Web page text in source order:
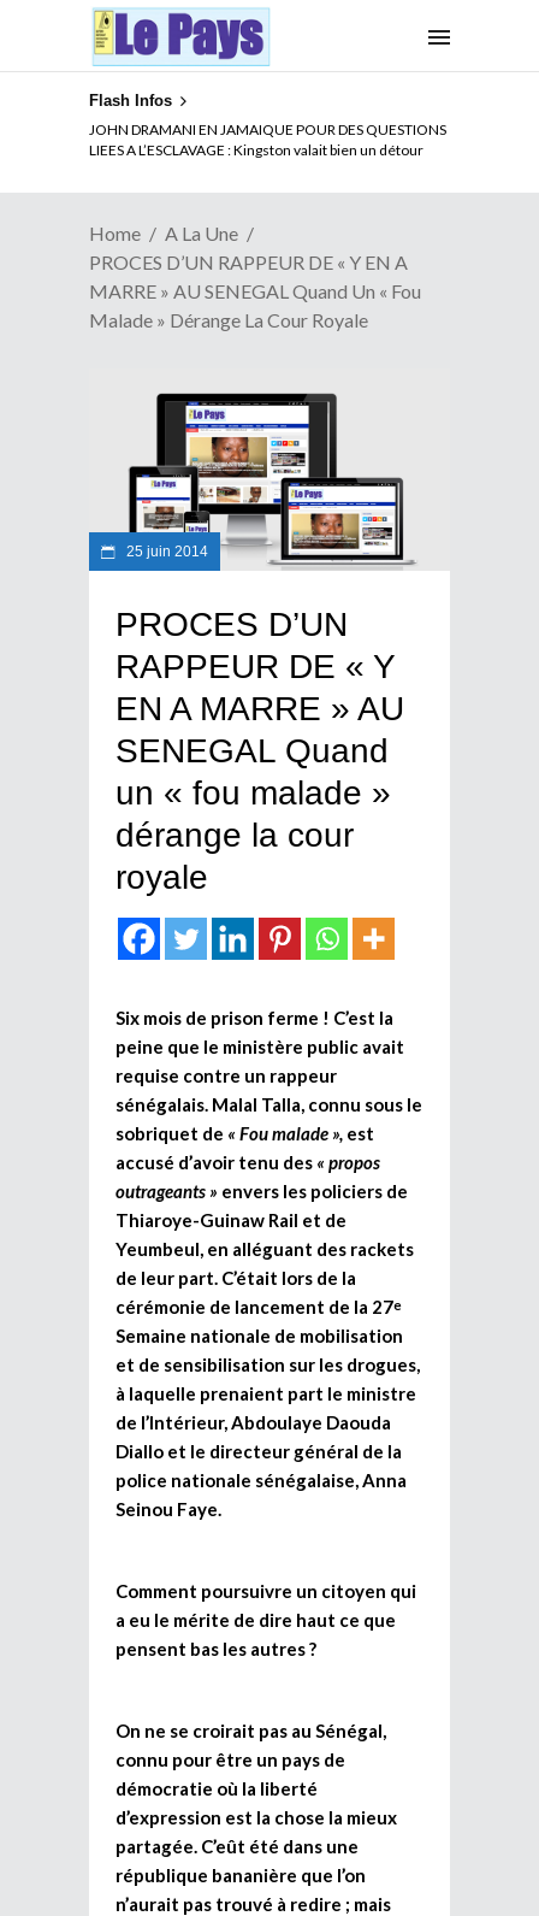
Flash Infos
JOHN DRAMANI EN JAMAIQUE POUR DES QUESTIONS
LIEES A L’ESCLAVAGE : Kingston valait bien un détour
ELECTION DE TALON A LA TETE DU SENAT BENINOIS :
Quand Patrice quitte le pouvoir sans partir !
Home
A La Une
PROCES D’UN RAPPEUR DE « Y EN A
MARRE » AU SENEGAL Quand Un « Fou
Malade » Dérange La Cour Royale
25 juin 2014
PROCES D’UN
RAPPEUR DE « Y
EN A MARRE » AU
SENEGAL Quand
un « fou malade »
dérange la cour
royale
Six mois de prison ferme ! C’est la
peine que le ministère public avait
requise contre un rappeur
sénégalais. Malal Talla, connu sous le
sobriquet de « Fou malade », est
accusé d’avoir tenu des « propos
outrageants » envers les policiers de
Thiaroye-Guinaw Rail et de
Yeumbeul, en alléguant des rackets
de leur part. C’était lors de la
cérémonie de lancement de la 27e
Semaine nationale de mobilisation
et de sensibilisation sur les drogues,
à laquelle prenaient part le ministre
de l’Intérieur, Abdoulaye Daouda
Diallo et le directeur général de la
police nationale sénégalaise, Anna
Seinou Faye.
Comment poursuivre un citoyen qui
a eu le mérite de dire haut ce que
pensent bas les autres ?
On ne se croirait pas au Sénégal,
connu pour être un pays de
démocratie où la liberté
d’expression est la chose la mieux
partagée. C’eût été dans une
république bananière que l’on
n’aurait pas trouvé à redire ; mais